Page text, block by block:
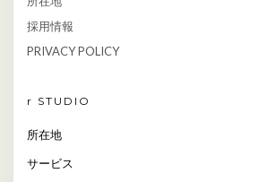
採用情報
PRIVACY POLICY
r STUDIO
所在地
サービス